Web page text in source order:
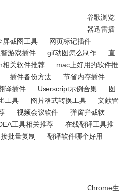
谷歌浏览
器迅雷插
屏截图工具
网页标记插件
游戏插件 gif动图怎么制作
直
相关软件推荐
mac上好用的软件推
插件备份方法
节省内存插件
译插件 Userscript示例合集
图
工具 图片格式转换工具
文献管
视频会议软件
弹窗拦截软
工具相关推荐
在线翻译工具推
批量复制 翻译软件哪个好用
Chrome生